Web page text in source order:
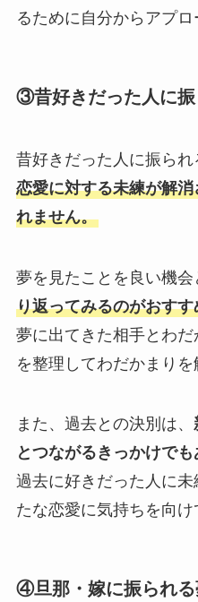
るために自分からアプロ
③昔好きだった人に振
昔好きだった人に振られ
恋愛に対する未練が解
れません。
夢を見たことを良い機会
り返ってみるのがおすす
夢に出てきた相手とわ
を整理してわだかまりを
また、過去との決別は、
とつながるきっかけでも
過去に好きだった人に
たな恋愛に気持ちを向け
④旦那・嫁に振られる